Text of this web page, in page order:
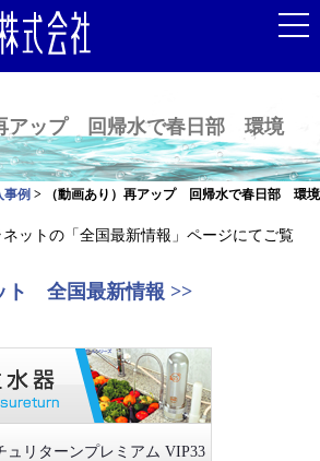
アップ 回帰水で春日部 環境
事例 > （動画あり）再アップ 回帰水で春日部 環境
ットの「全国最新情報」ページにてご覧
ト 全国最新情報 >>
ュリターンプレミアム VIP33